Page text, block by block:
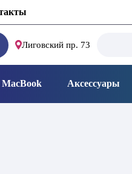
Лиговский пр. 73
MacBook Аксессуары